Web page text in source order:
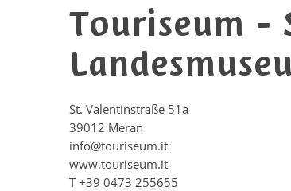
Touriseum -
St. Valentinstraße 51a
39012 Meran
info@touriseum.it
www.touriseum.it
T +39 0473 255655